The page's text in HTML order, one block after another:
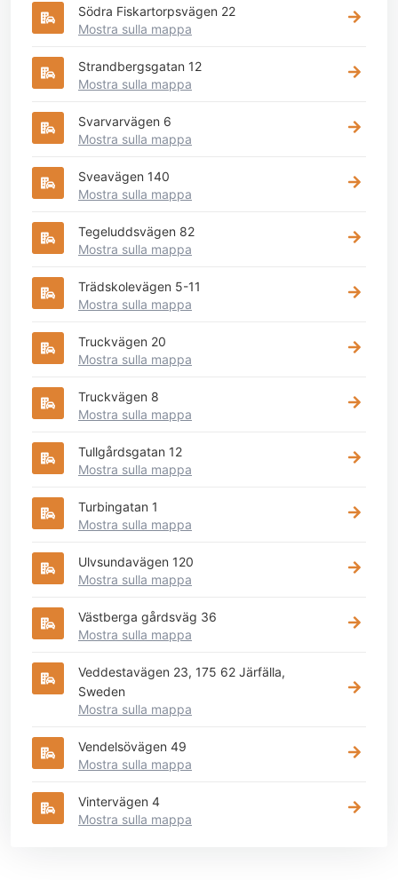
Södra Fiskartorpsvägen 22
Mostra sulla mappa
Strandbergsgatan 12
Mostra sulla mappa
Svarvarvägen 6
Mostra sulla mappa
Sveavägen 140
Mostra sulla mappa
Tegeluddsvägen 82
Mostra sulla mappa
Trädskolevägen 5-11
Mostra sulla mappa
Truckvägen 20
Mostra sulla mappa
Truckvägen 8
Mostra sulla mappa
Tullgårdsgatan 12
Mostra sulla mappa
Turbingatan 1
Mostra sulla mappa
Ulvsundavägen 120
Mostra sulla mappa
Västberga gårdsväg 36
Mostra sulla mappa
Veddestavägen 23, 175 62 Järfälla,
Sweden
Mostra sulla mappa
Vendelsövägen 49
Mostra sulla mappa
Vintervägen 4
Mostra sulla mappa